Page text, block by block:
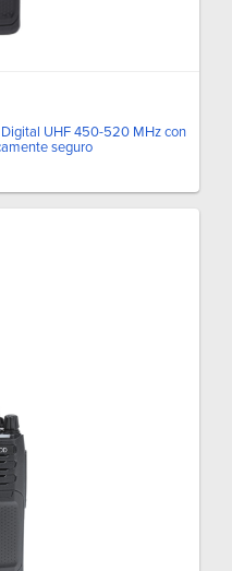
Digital UHF 450-520 MHz con
seguro